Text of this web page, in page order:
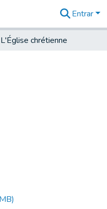
Entrar
L'Église chrétienne